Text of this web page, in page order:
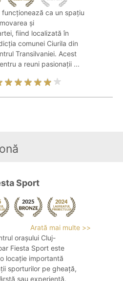
funcționează ca un spațiu
și
fiind localizată în
comunei Ciurila din
Transilvaniei. Acest
a reuni pasionații ...
Sport
Arată mai multe >>
orașului Cluj-
Fiesta Sport este
locație importantă
sporturilor pe gheață,
sau experiență.